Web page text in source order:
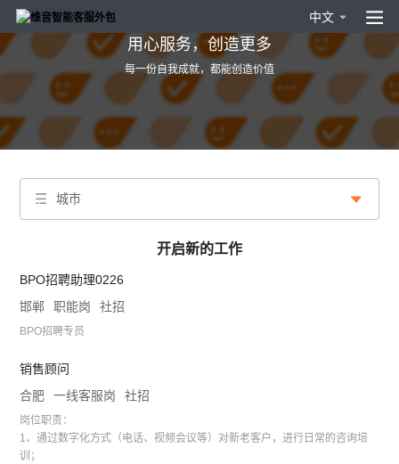
中文
用心服务，创造更多
每一份自我成就，都能创造价值
城市
开启新的工作
BPO招聘助理0226
邯郸
职能岗 社招
BPO招聘专员
销售顾问
合肥
一线客服岗 社招
岗位职责：
1、通过数字化方式（电话、视频会议等）对新老客户，进行日常的咨询培
训；